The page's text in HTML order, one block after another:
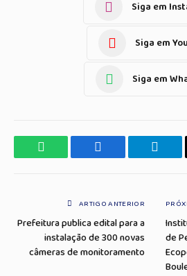
Siga em
Siga em
Siga em
WhatsApp Facebook
ARTIGO ANTERIOR
Prefeitura publica edital para a
instalação de 300 novas
câmeras de monitoramento
de